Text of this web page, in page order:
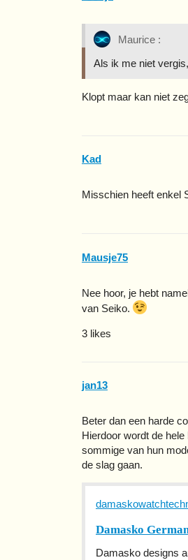
Maurice :
Als ik me niet
Klopt maar kan niet
Kad
Misschien heeft enkel
Mausje75
Nee hoor, je hebt
van Seiko.
3 likes
jan13
Beter dan een harde
Hierdoor wordt de
sommige van hun
de slag gaan.
Damasko
Damasko designs